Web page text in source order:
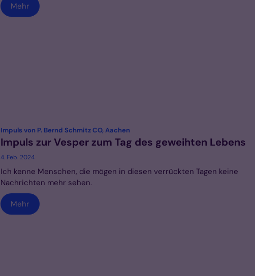
Mehr
Impuls von P. Bernd Schmitz CO, Aachen:
Impuls zur Vesper zum Tag des geweihten Lebens
4. Feb. 2024
Ich kenne Menschen, die mögen in diesen verrückten Tagen keine
Nachrichten mehr sehen.
Mehr